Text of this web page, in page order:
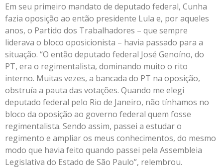
Em seu primeiro mandato de deputado federal, Cunha
fazia oposição ao então presidente Lula e, por aqueles
anos, o Partido dos Trabalhadores – que sempre
liderava o bloco oposicionista – havia passado para a
situação. “O então deputado federal José Genoíno, do
PT, era o regimentalista, dominando muito o rito
interno. Muitas vezes, a bancada do PT na oposição,
obstruía a pauta das votações. Quando me elegi
deputado federal pelo Rio de Janeiro, não tínhamos no
bloco da oposição ao governo federal quem fosse
regimentalista. Sendo assim, passei a estudar o
regimento e ampliar os meus conhecimentos, do mesmo
modo que havia feito quando passei pela Assembleia
Legislativa do Estado de São Paulo”, relembrou.